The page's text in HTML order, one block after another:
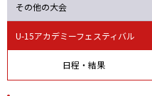
その他の大会
U-15アカデミーフェスティバル
日程・結果